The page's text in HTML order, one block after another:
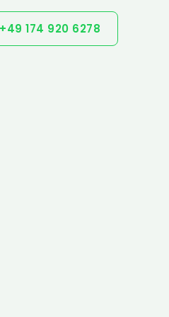
+49 174 920 6278